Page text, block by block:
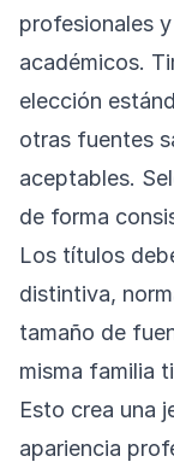
profesionales
académicos.
elección
otras fuentes
aceptables.
de forma
Los títulos
distintiva,
tamaño de
misma familia
Esto crea una
apariencia